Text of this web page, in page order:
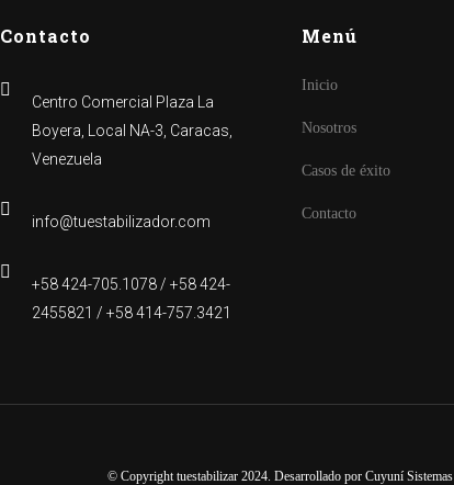
Contacto
Centro Comercial Plaza La
Boyera, Local NA-3, Caracas,
Venezuela
info@tuestabilizador.com
+58 424-705.1078 / +58 424-
2455821 / +58 414-757.3421
Menú
Inicio
Nosotros
Casos de éxito
Contacto
© Copyright tuestabilizar 2024. Desarrollado por Cuyuní Sistemas